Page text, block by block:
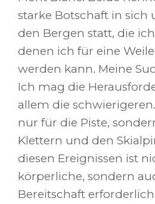
starke Botschaft in sich
den Bergen statt, die
denen ich für eine
werden kann. Meine
Ich mag die
allem die
nur für die Piste,
Klettern und den
diesen Ereignissen ist
körperliche, sondern
Bereitschaft